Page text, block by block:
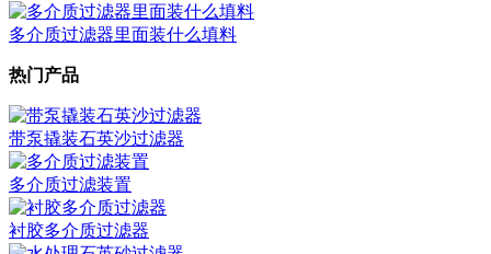
多介质过滤器里面装什么填料
热门产品
带泵撬装石英沙过滤器
多介质过滤装置
衬胶多介质过滤器